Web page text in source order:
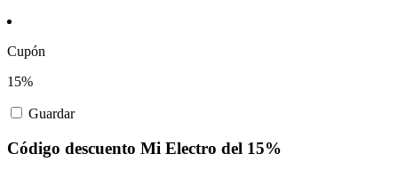
Cupón
15%
Guardar
Código descuento Mi Electro del 15%